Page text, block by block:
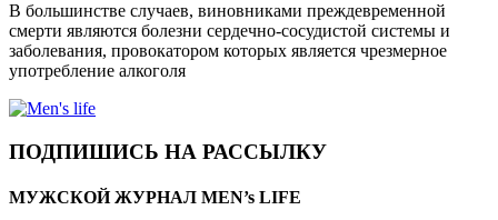
В большинстве случаев, виновниками преждевременной
смерти являются болезни сердечно-сосудистой системы и
заболевания, провокатором которых является чрезмерное
употребление алкоголя
ПОДПИШИСЬ НА РАССЫЛКУ
МУЖСКОЙ ЖУРНАЛ MEN’s LIFE